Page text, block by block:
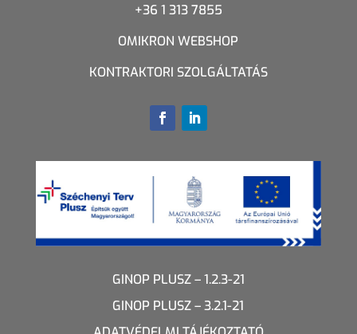
+36 1 313 7855
OMIKRON WEBSHOP
KONTRAKTORI SZOLGÁLTATÁS
GINOP PLUSZ – 1.2.3-21
GINOP PLUSZ – 3.2.1-21